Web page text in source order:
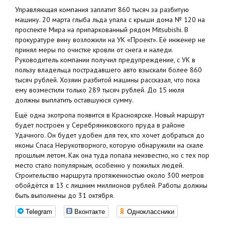
Управляющая компания заплатит 860 тысяч за разбитую
машину. 20 марта глыба льда упала с крыши дома № 120 на
проспекте Мира на припаркованный рядом Mitsubishi. В
прокуратуре вину возложили на УК «Проект». Её инженер не
принял меры по очистке кровли от снега и наледи.
Руководитель компании получил предупреждение, с УК в
пользу владельца пострадавшего авто взыскали более 860
тысяч рублей. Хозяин разбитой машины рассказал, что пока
ему возместили только 289 тысяч рублей. До 15 июля
должны выплатить оставшуюся сумму.
Ещё одна экотропа появится в Красноярске. Новый маршрут
будет построен у Серебряниковского пруда в районе
Удачного. Он будет удобен для тех, кто хочет добраться до
иконы Спаса Нерукотворного, которую обнаружили на скале
прошлым летом. Как она туда попала неизвестно, но с тех пор
место стало популярным, особенно у пожилых людей.
Строительство маршрута протяженностью около 300 метров
обойдётся в 13 с лишним миллионов рублей. Работы должны
быть выполнены до 31 октября.
Telegram Вконтакте Одноклассники